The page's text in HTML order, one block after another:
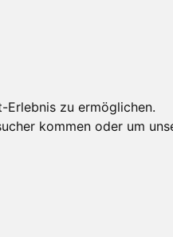
Erlebnis zu ermöglichen.
kommen oder um